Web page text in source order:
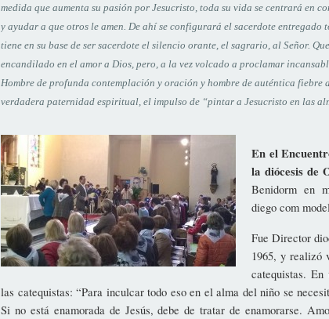
medida que aumenta su pasión por Jesucristo, toda su vida se centrará en
y ayudar a que otros le amen. De ahí se configurará el sacerdote entregado
tiene en su base de ser sacerdote el silencio orante, el sagrario, al Señor.
encandilado en el amor a Dios, pero, a la vez volcado a proclamar
Hombre de profunda contemplación y oración y hombre de auténtica fiebre
verdadera paternidad espiritual, el impulso de “pintar a Jesucristo en las
En el
la diócesis de
Benidorm en
diego com
Fue Director
1965, y realizó
catequistas.
las catequistas: “Para inculcar todo eso en el alma del niño se
Si no está enamorada de Jesús, debe de tratar de enamorarse.